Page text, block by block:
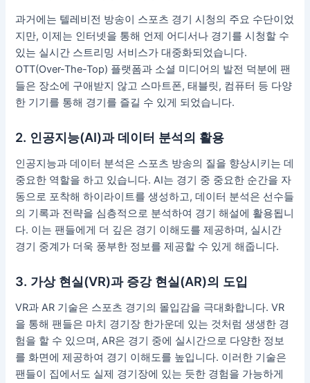
과거에는 텔레비전 방송이 스포츠 경기 시청의 주요 수단이었
지만, 이제는 인터넷을 통해 언제 어디서나 경기를 시청할 수
있는 실시간 스트리밍 서비스가 대중화되었습니다.
OTT(Over-The-Top) 플랫폼과 소셜 미디어의 발전 덕분에 팬
들은 장소에 구애받지 않고 스마트폰, 태블릿, 컴퓨터 등 다양
한 기기를 통해 경기를 즐길 수 있게 되었습니다.
2. 인공지능(AI)과 데이터 분석의 활용
인공지능과 데이터 분석은 스포츠 방송의 질을 향상시키는 데
중요한 역할을 하고 있습니다. AI는 경기 중 중요한 순간을 자
동으로 포착해 하이라이트를 생성하고, 데이터 분석은 선수들
의 기록과 전략을 심층적으로 분석하여 경기 해설에 활용됩니
다. 이는 팬들에게 더 깊은 경기 이해도를 제공하며, 실시간
경기 중계가 더욱 풍부한 정보를 제공할 수 있게 해줍니다.
3. 가상 현실(VR)과 증강 현실(AR)의 도입
VR과 AR 기술은 스포츠 경기의 몰입감을 극대화합니다. VR
을 통해 팬들은 마치 경기장 한가운데 있는 것처럼 생생한 경
험을 할 수 있으며, AR은 경기 중에 실시간으로 다양한 정보
를 화면에 제공하여 경기 이해도를 높입니다. 이러한 기술은
팬들이 집에서도 실제 경기장에 있는 듯한 경험을 가능하게